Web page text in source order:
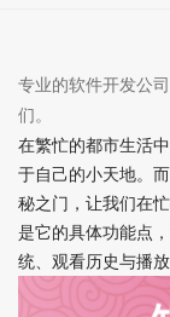
专业的软件开发公
们。
在繁忙的都市生活
于自己的小天地。
秘之门，让我们在
是它的具体功能点，
统、 观看历史与播放